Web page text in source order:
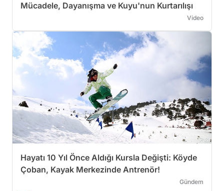
Mücadele, Dayanışma ve Kuyu'nun Kurtarılışı
Video
Hayatı 10 Yıl Önce Aldığı Kursla Değişti: Köyde
Çoban, Kayak Merkezinde Antrenör!
Gündem